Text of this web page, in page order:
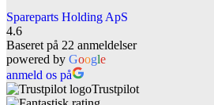
Spareparts Holding ApS
4.6
Baseret på 22 anmeldelser
powered by Google
anmeld os på
Trustpilot